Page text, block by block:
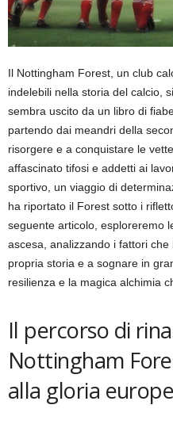
Il Nottingham Forest, un club
indelebili nella storia del calcio,
sembra uscito da un libro di
partendo dai meandri della
risorgere e a conquistare le
affascinato tifosi e addetti ai
sportivo, un viaggio di
ha riportato il Forest sotto i
seguente articolo, esploreremo
ascesa, analizzando i fattori
propria storia e a sognare in
resilienza e la magica alchimia
Il percorso di
Nottingham
alla gloria